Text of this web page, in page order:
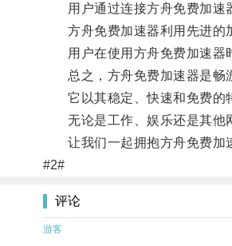
用户通过连接方舟免费加速
方舟免费加速器利用先进的加
用户在使用方舟免费加速器时
总之，方舟免费加速器是畅
它以其稳定、快速和免费的特
无论是工作、娱乐还是其他网
让我们一起拥抱方舟免费加
#2#
评论
游客